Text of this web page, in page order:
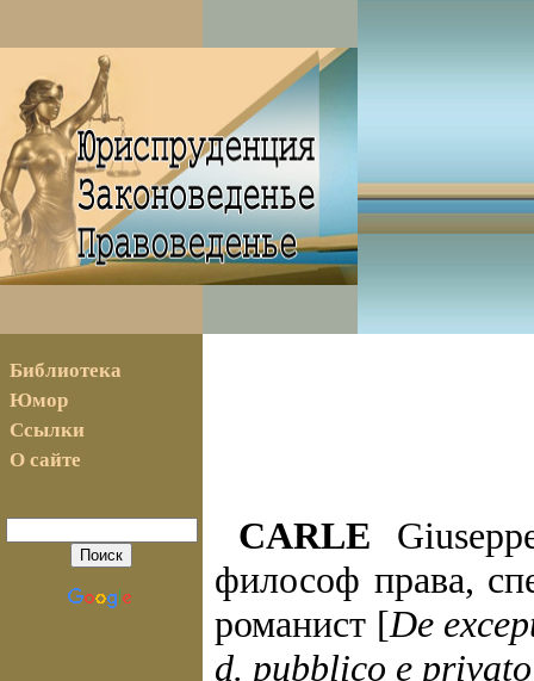
Библиотека
Юмор
Ссылки
О сайте
CARLE
философ права,
романист [De
d. pubblico e